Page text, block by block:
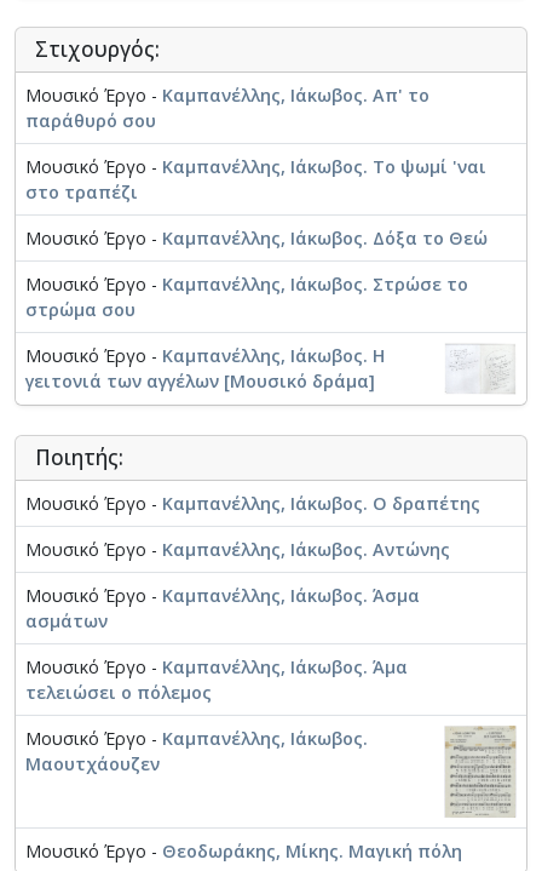
Στιχουργός:
Μουσικό Έργο - Καμπανέλλης, Ιάκωβος. Απ' το
παράθυρό σου
Μουσικό Έργο - Καμπανέλλης, Ιάκωβος. Το ψωμί 'ναι
στο τραπέζι
Μουσικό Έργο - Καμπανέλλης, Ιάκωβος. Δόξα το Θεώ
Μουσικό Έργο - Καμπανέλλης, Ιάκωβος. Στρώσε το
στρώμα σου
Μουσικό Έργο - Καμπανέλλης, Ιάκωβος. Η
γειτονιά των αγγέλων [Μουσικό δράμα]
Ποιητής:
Μουσικό Έργο - Καμπανέλλης, Ιάκωβος. Ο δραπέτης
Μουσικό Έργο - Καμπανέλλης, Ιάκωβος. Αντώνης
Μουσικό Έργο - Καμπανέλλης, Ιάκωβος. Άσμα
ασμάτων
Μουσικό Έργο - Καμπανέλλης, Ιάκωβος. Άμα
τελειώσει ο πόλεμος
Μουσικό Έργο - Καμπανέλλης, Ιάκωβος.
Μαουτχάουζεν
Μουσικό Έργο - Θεοδωράκης, Μίκης. Μαγική πόλη